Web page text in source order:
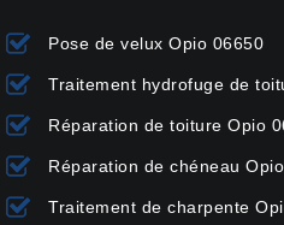
Pose de velux Opio 06650
Traitement hydrofuge de
Réparation de toiture Opio
Réparation de chéneau
Traitement de charpente